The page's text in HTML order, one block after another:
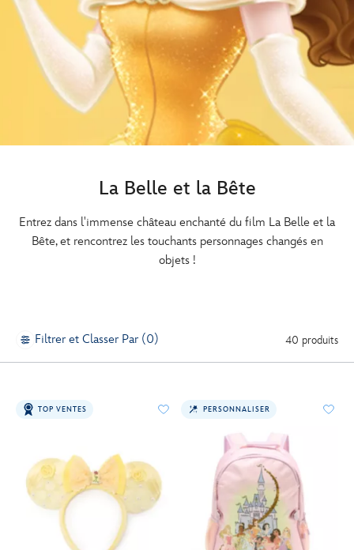
La Belle et la Bête
Entrez dans l'immense château enchanté du film La Belle et la
Bête, et rencontrez les touchants personnages changés en
objets !
Filtrer et Classer Par (0) 40 produits
TOP VENTES PERSONNALISER